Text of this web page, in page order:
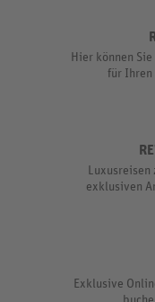
Hier können
für Ihren
exklusiven
Exklusive